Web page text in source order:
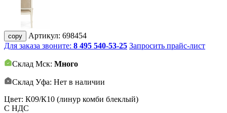
copy Артикул: 698454
Для заказа звоните: 8 495 540-53-25 Запросить прайс-лист
Склад Мск: Много
Склад Уфа: Нет в наличии
Цвет: К09/К10 (линур комби блеклый)
С НДС